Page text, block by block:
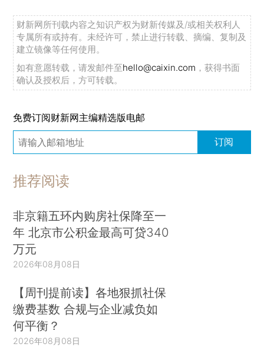
财新网所刊载内容之知识产权为财新传媒及/或相关权利人
专属所有或持有。未经许可，禁止进行转载、摘编、复制及
建立镜像等任何使用。
如有意愿转载，请发邮件至hello@caixin.com ，获得书面
确认及授权后，方可转载。
免费订阅财新网主编精选版电邮
订阅
推荐阅读
非京籍五环内购房社保降至一
年 北京市公积金最高可贷340
万元
2026年08月08日
【周刊提前读】各地狠抓社保
缴费基数 合规与企业减负如
何平衡？
2026年08月08日